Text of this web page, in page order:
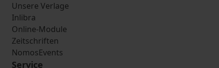
Unsere Verlage
Inlibra
Online-Module
Zeitschriften
NomosEvents
Service